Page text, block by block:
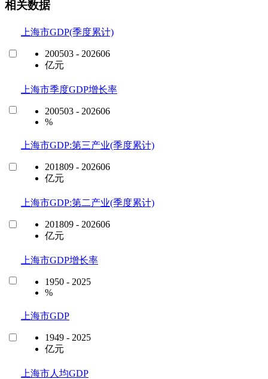
相关数据
上海市GDP(季度累计)
200503 - 202606
亿元
上海市季度GDP增长率
200503 - 202606
%
上海市GDP:第三产业(季度累计)
201809 - 202606
亿元
上海市GDP:第二产业(季度累计)
201809 - 202606
亿元
上海市GDP增长率
1950 - 2025
%
上海市GDP
1949 - 2025
亿元
上海市人均GDP